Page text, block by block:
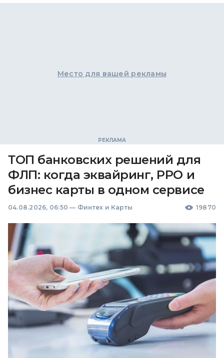
Место для вашей рекламы
ТОП банковских решений для
ФЛП: когда эквайринг, РРО и
бизнес карты в одном сервисе
04.08.2026, 06:50 — Финтех и Карты 19870